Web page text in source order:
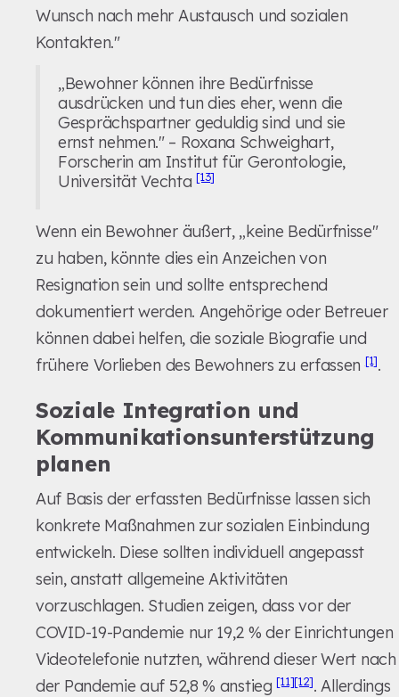
Wunsch nach mehr Austausch und sozialen
Kontakten."
„Bewohner können ihre Bedürfnisse
ausdrücken und tun dies eher, wenn die
Gesprächspartner geduldig sind und sie
ernst nehmen." – Roxana Schweighart,
Forscherin am Institut für Gerontologie,
Universität Vechta[13]
Wenn ein Bewohner äußert, „keine Bedürfnisse"
zu haben, könnte dies ein Anzeichen von
Resignation sein und sollte entsprechend
dokumentiert werden. Angehörige oder Betreuer
können dabei helfen, die soziale Biografie und
frühere Vorlieben des Bewohners zu erfassen[1].
Soziale Integration und
Kommunikationsunterstützung
planen
Auf Basis der erfassten Bedürfnisse lassen sich
konkrete Maßnahmen zur sozialen Einbindung
entwickeln. Diese sollten individuell angepasst
sein, anstatt allgemeine Aktivitäten
vorzuschlagen. Studien zeigen, dass vor der
COVID-19-Pandemie nur 19,2 % der Einrichtungen
Videotelefonie nutzten, während dieser Wert nach
der Pandemie auf 52,8 % anstieg[11][12]. Allerdings